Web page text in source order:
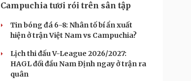
Campuchia tươi rói trên sân tập
Tin bóng đá 6-8: Nhân tố bí ẩn xuất
hiện ở trận Việt Nam vs Campuchia?
Lịch thi đấu V-League 2026/2027:
HAGL đối đầu Nam Định ngay ở trận ra
quân